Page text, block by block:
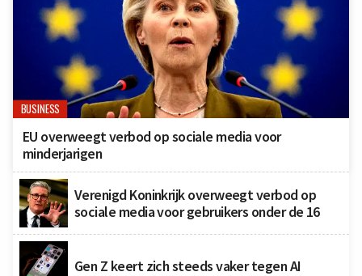
BUSINESS
EU overweegt verbod op sociale media voor
minderjarigen
Verenigd Koninkrijk overweegt verbod op
sociale media voor gebruikers onder de 16
Gen Z keert zich steeds vaker tegen AI